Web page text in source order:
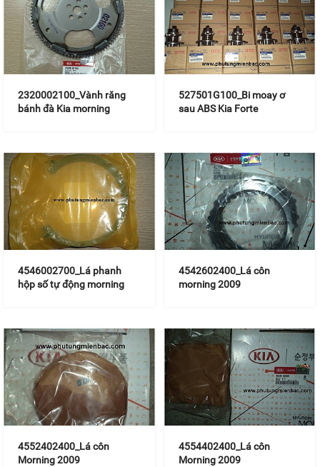
2320002100_Vành răng
bánh đà Kia morning
527501G100_Bi moay ơ
sau ABS Kia Forte
4546002700_Lá phanh
hộp số tự động morning
4542602400_Lá côn
morning 2009
4552402400_Lá côn
Morning 2009
4554402400_Lá côn
Morning 2009